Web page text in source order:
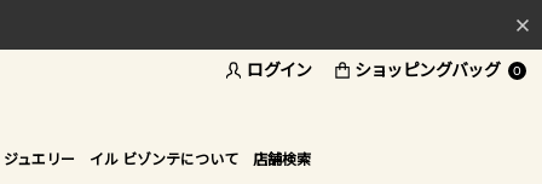
ログイン ショッピングバッグ 0
ュエリー イル ビゾンテについて 店舗検索